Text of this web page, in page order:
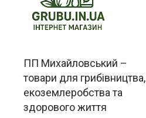
ПП Михайловський –
товари для грибівництва,
екоземлеробства та
здорового життя